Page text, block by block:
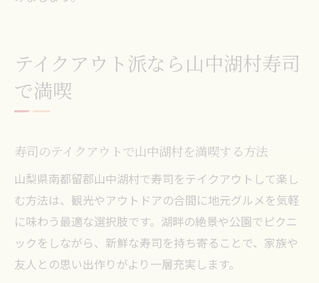
テイクアウト派なら山中湖村寿司
で満喫
寿司のテイクアウトで山中湖村を満喫する方法
山梨県南都留郡山中湖村で寿司をテイクアウトして楽し
む方法は、観光やアウトドアの合間に地元グルメを気軽
に味わう最適な選択肢です。湖畔の絶景や公園でピクニ
ックをしながら、新鮮な寿司を持ち寄ることで、家族や
友人との思い出作りがより一層充実します。